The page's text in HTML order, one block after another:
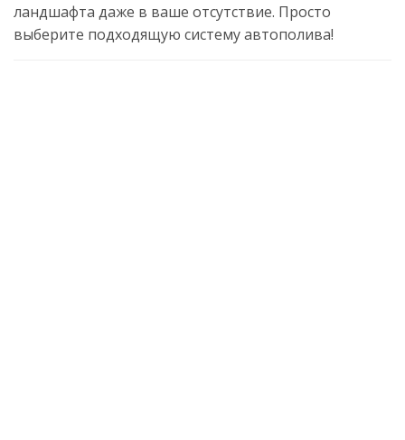
ландшафта даже в ваше отсутствие. Просто
выберите подходящую систему автополива!